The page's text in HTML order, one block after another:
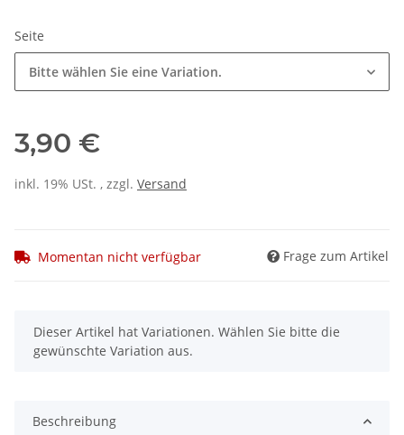
Seite
Bitte wählen Sie eine Variation.
3,90 €
inkl. 19% USt. , zzgl. Versand
Momentan nicht verfügbar Frage zum Artikel
x
Dieser Artikel hat Variationen. Wählen Sie bitte die
gewünschte Variation aus.
Beschreibung